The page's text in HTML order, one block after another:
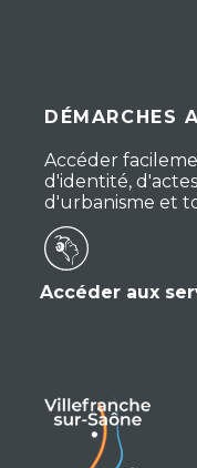
DÉMARCHES
Accéder
d'identité,
d'urbanisme et
Accéder aux